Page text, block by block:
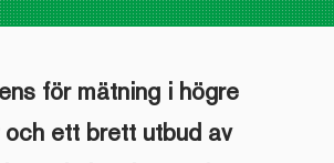
för mätning i högre
och ett brett utbud av